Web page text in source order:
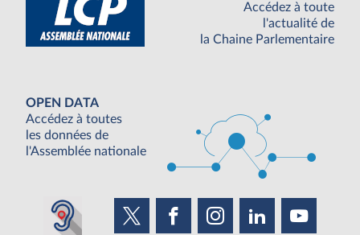
Accédez à toute
l'actualité de
la Chaine Parlementaire
OPEN DATA
Accédez à toutes
les données de
l'Assemblée nationale